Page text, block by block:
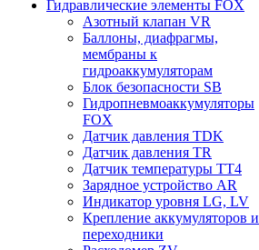
Гидравлические элементы FOX
Азотный клапан VR
Баллоны, диафрагмы,
мембраны к
гидроаккумуляторам
Блок безопасности SB
Гидропневмоаккумуляторы
FOX
Датчик давления TDK
Датчик давления TR
Датчик температуры TT4
Зарядное устройство AR
Индикатор уровня LG, LV
Крепление аккумуляторов и
переходники